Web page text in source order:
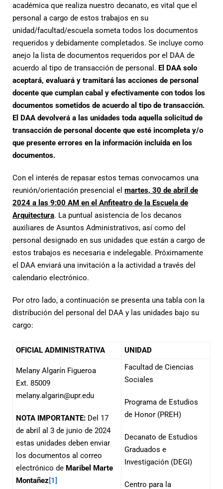
académica que realiza nuestro decanato, es vital que el
personal a cargo de estos trabajos en su
unidad/facultad/escuela someta todos los documentos
requeridos y debidamente completados. Se incluye como
anejo la lista de documentos requeridos por el DAA de
acuerdo al tipo de transacción de personal. El DAA solo
aceptará, evaluará y tramitará las acciones de personal
docente que cumplan cabal y efectivamente con todos los
documentos sometidos de acuerdo al tipo de transacción.
El DAA devolverá a las unidades toda aquella solicitud de
transacción de personal docente que esté incompleta y/o
que presente errores en la información incluida en los
documentos.
Con el interés de repasar estos temas convocamos una
reunión/orientación presencial el martes, 30 de abril de
2024 a las 9:00 AM en el Anfiteatro de la Escuela de
Arquitectura. La puntual asistencia de los decanos
auxiliares de Asuntos Administrativos, así como del
personal designado en sus unidades que están a cargo de
estos trabajos es necesaria e indelegable. Próximamente
el DAA enviará una invitación a la actividad a través del
calendario electrónico.
Por otro lado, a continuación se presenta una tabla con la
distribución del personal del DAA y las unidades bajo su
cargo:
OFICIAL ADMINISTRATIVA UNIDAD
Melany Algarín Figueroa
Ext. 85009
melany.algarin@upr.edu
NOTA IMPORTANTE: Del 17
de abril al 3 de junio de 2024
estas unidades deben enviar
los documentos al correo
electrónico de Maribel Marte
Montañez[1]
Facultad de Ciencias
Sociales
Programa de Estudios
de Honor (PREH)
Decanato de Estudios
Graduados e
Investigación (DEGI)
Centro para la